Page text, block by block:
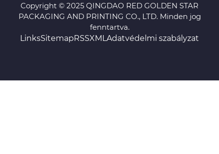
Copyright © 2025 QINGDAO RED GOLDEN STAR
PACKAGING AND PRINTING CO., LTD. Minden jog
fenntartva.
LinksSitemapRSSXML Adatvédelmi szabályzat